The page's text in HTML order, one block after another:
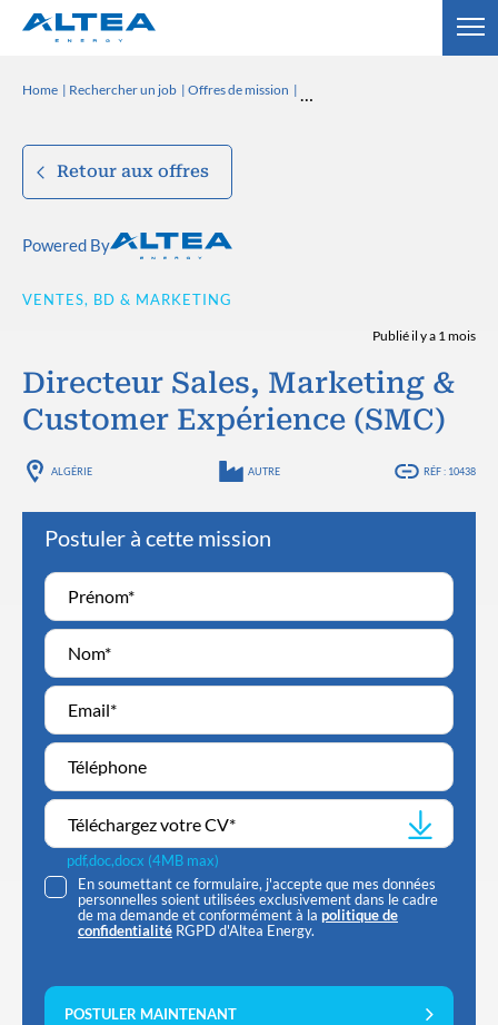
Home Rechercher un job Offres de mission
Retour aux offres
Powered By
VENTES, BD & MARKETING
Publié il y a 1 mois
Directeur Sales, Marketing &
Customer Expérience (SMC)
ALGÉRIE AUTRE RÉF : 10438
Postuler à cette mission
Téléchargez votre CV*
pdf,doc,docx (4MB max)
En soumettant ce formulaire, j'accepte que mes données
personnelles soient utilisées exclusivement dans le cadre
de ma demande et conformément à la politique de
confidentialité RGPD d'Altea Energy.
POSTULER MAINTENANT